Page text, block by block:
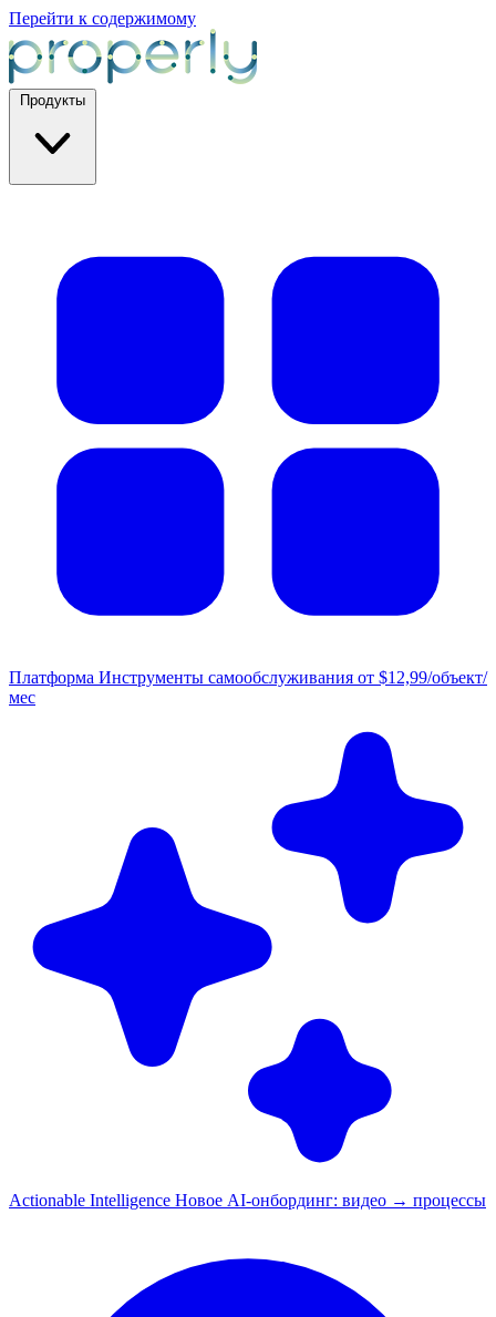
Перейти к содержимому
Платформа Инструменты самообслуживания от $12,99/объект/
мес
Actionable Intelligence Новое AI-онбординг: видео → процессы